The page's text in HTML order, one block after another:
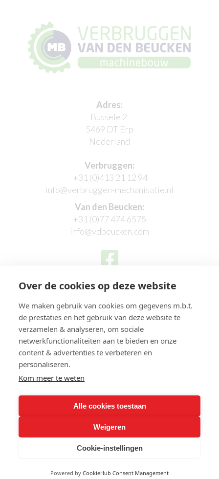
Over de cookies op deze website
We maken gebruik van cookies om gegevens m.b.t.
de prestaties en het gebruik van deze website te
verzamelen & analyseren, om sociale
netwerkfunctionaliteiten aan te bieden en onze
content & advertenties te verbeteren en
personaliseren.
Kom meer te weten
Alle cookies toestaan
Weigeren
Cookie-instellingen
Powered by CookieHub Consent Management
Adres:
Bussele 2
5469 DT Erp
Nederland
Verbruggen:
+31 (0)413 21 12 94
info@verbruggen-mechanisatie.nl
Van den Beucken:
+31 (0)77 474 6575
info@vdbeucken.com
Website gemaakt doorDeMarktwijzer